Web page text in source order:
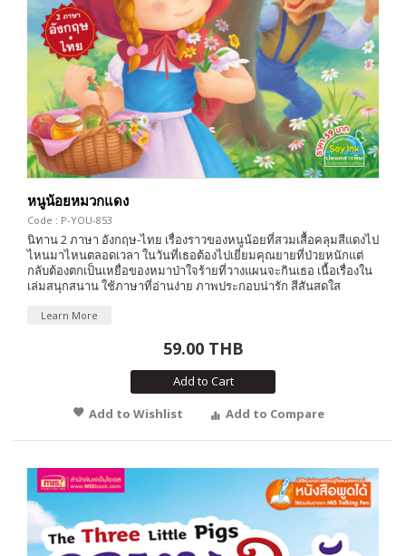
หนูน้อยหมวกแดง
Code : P-YOU-853
นิทาน 2 ภาษา อังกฤษ-ไทย เรื่องราวของหนูน้อยที่สวมเสื้อคลุมสีแดงไป
ไหนมาไหนตลอดเวลา ในวันที่เธอต้องไปเยี่ยมคุณยายที่ป่วยหนักแต่
กลับต้องตกเป็นเหยื่อของหมาป่าใจร้ายที่วางแผนจะกินเธอ เนื้อเรื่องใน
เล่มสนุกสนาน ใช้ภาษาที่อ่านง่าย ภาพประกอบน่ารัก สีสันสดใส
Learn More
59.00 THB
Add to Cart
Add to Wishlist
Add to Compare